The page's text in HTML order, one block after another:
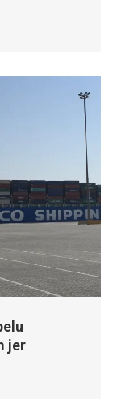
jer